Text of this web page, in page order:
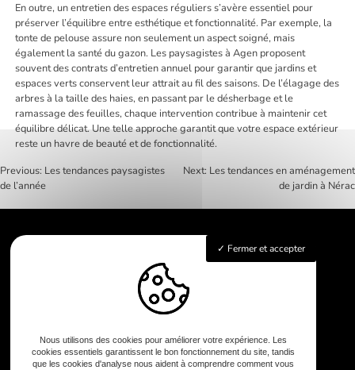
En outre, un entretien des espaces réguliers s’avère essentiel pour
préserver l’équilibre entre esthétique et fonctionnalité. Par exemple, la
tonte de pelouse assure non seulement un aspect soigné, mais
également la santé du gazon. Les paysagistes à Agen proposent
souvent des contrats d’entretien annuel pour garantir que jardins et
espaces verts conservent leur attrait au fil des saisons. De l’élagage des
arbres à la taille des haies, en passant par le désherbage et le
ramassage des feuilles, chaque intervention contribue à maintenir cet
équilibre délicat. Une telle approche garantit que votre espace extérieur
reste un havre de beauté et de fonctionnalité.
Navigation
de
l’article
Previous: Les tendances paysagistes
de l’année
Next: Les tendances en aménagement
de jardin à Nérac
Accueil
Conception
Aménagement de jardin
Galerie
Contact
Fermer et accepter
Nous utilisons des cookies pour améliorer votre expérience. Les
cookies essentiels garantissent le bon fonctionnement du site, tandis
que les cookies d'analyse nous aident à comprendre comment vous